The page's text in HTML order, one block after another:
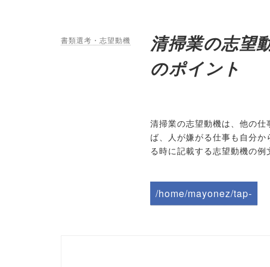
書類選考・志望動機
清掃業の志望
のポイント
清掃業の志望動機は、他の
ば、人が嫌がる仕事も自分
る時に記載する志望動機の例
/home/mayonez/tap-